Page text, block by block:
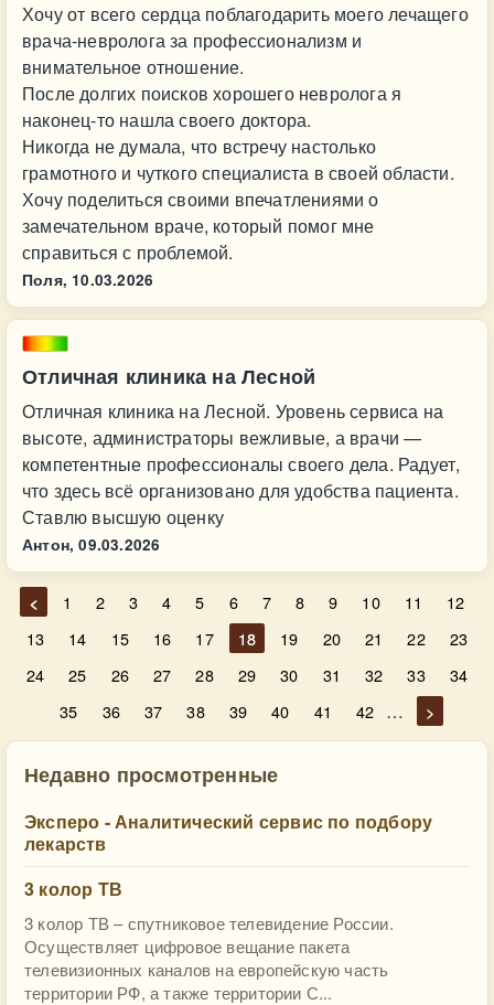
Хочу от всего сердца поблагодарить моего лечащего
врача-невролога за профессионализм и
внимательное отношение.
После долгих поисков хорошего невролога я
наконец-то нашла своего доктора.
Никогда не думала, что встречу настолько
грамотного и чуткого специалиста в своей области.
Хочу поделиться своими впечатлениями о
замечательном враче, который помог мне
справиться с проблемой.
Поля, 10.03.2026
Отличная клиника на Лесной
Отличная клиника на Лесной. Уровень сервиса на
высоте, администраторы вежливые, а врачи —
компетентные профессионалы своего дела. Радует,
что здесь всё организовано для удобства пациента.
Ставлю высшую оценку
Антон, 09.03.2026
< 1 2 3 4 5 6 7 8 9 10 11
12
13
14 15 16 17 18 19 20 21 22
23
24
25 26 27 28 29 30 31 32 33
34
35
36 37 38 39 40 41 42 … >
Недавно просмотренные
Эксперо - Аналитический сервис по подбору
лекарств
3 колор ТВ
3 колор ТВ – спутниковое телевидение России.
Осуществляет цифровое вещание пакета
телевизионных каналов на европейскую часть
территории РФ, а также территории С...